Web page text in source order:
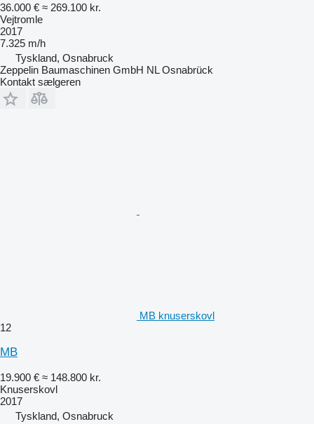
36.000 € ≈ 269.100 kr.
Vejtromle
2017
7.325 m/h
Tyskland, Osnabruck
Zeppelin Baumaschinen GmbH NL Osnabrück
Kontakt sælgeren
MB knuserskovl
12
MB
19.900 € ≈ 148.800 kr.
Knuserskovl
2017
Tyskland, Osnabruck